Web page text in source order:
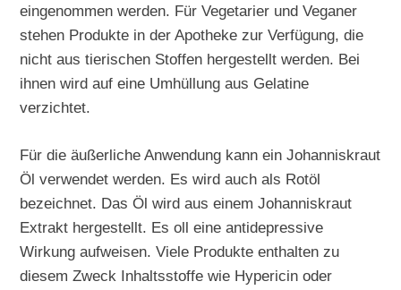
eingenommen werden. Für Vegetarier und Veganer
stehen Produkte in der Apotheke zur Verfügung, die
nicht aus tierischen Stoffen hergestellt werden. Bei
ihnen wird auf eine Umhüllung aus Gelatine
verzichtet.
Für die äußerliche Anwendung kann ein Johanniskraut
Öl verwendet werden. Es wird auch als Rotöl
bezeichnet. Das Öl wird aus einem Johanniskraut
Extrakt hergestellt. Es oll eine antidepressive
Wirkung aufweisen. Viele Produkte enthalten zu
diesem Zweck Inhaltsstoffe wie Hypericin oder